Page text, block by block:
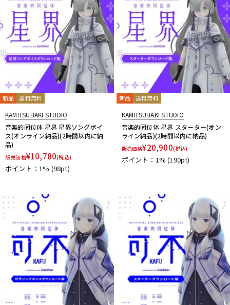
新品 送料無料
KAMITSUBAKI STUDIO
音楽的同位体 星界 星界ソングボイ
ス(オンライン納品)(2時間以内に納
品)
販売価格¥10,780(税込)
ポイント：1% (98pt)
新品 送料無料
KAMITSUBAKI STUDIO
音楽的同位体 星界 スターター(オン
ライン納品)(2時間以内に納品)
販売価格¥20,900(税込)
ポイント：1%(190pt)